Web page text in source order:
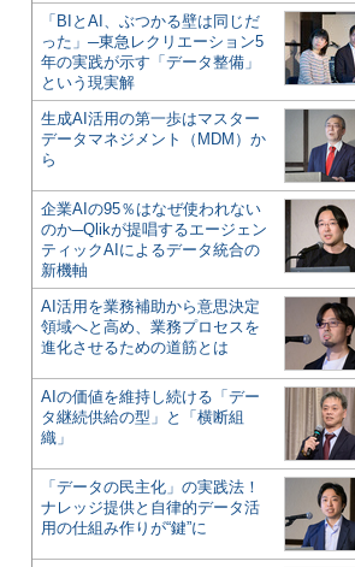
「BIとAI、ぶつかる壁は同じだ
った」─東急レクリエーション5
年の実践が示す「データ整備」
という現実解
生成AI活用の第一歩はマスター
データマネジメント（MDM）か
ら
企業AIの95％はなぜ使われない
のか─Qlikが提唱するエージェン
ティックAIによるデータ統合の
新機軸
AI活用を業務補助から意思決定
領域へと高め、業務プロセスを
進化させるための道筋とは
AIの価値を維持し続ける「デー
タ継続供給の型」と「横断組
織」
「データの民主化」の実践法！
ナレッジ提供と自律的データ活
用の仕組み作りが“鍵”に